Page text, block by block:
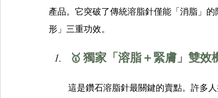
產品。它突破了傳統溶脂針僅能「消脂」
形」三重功效。
🥇 獨家「溶脂＋緊膚」雙效